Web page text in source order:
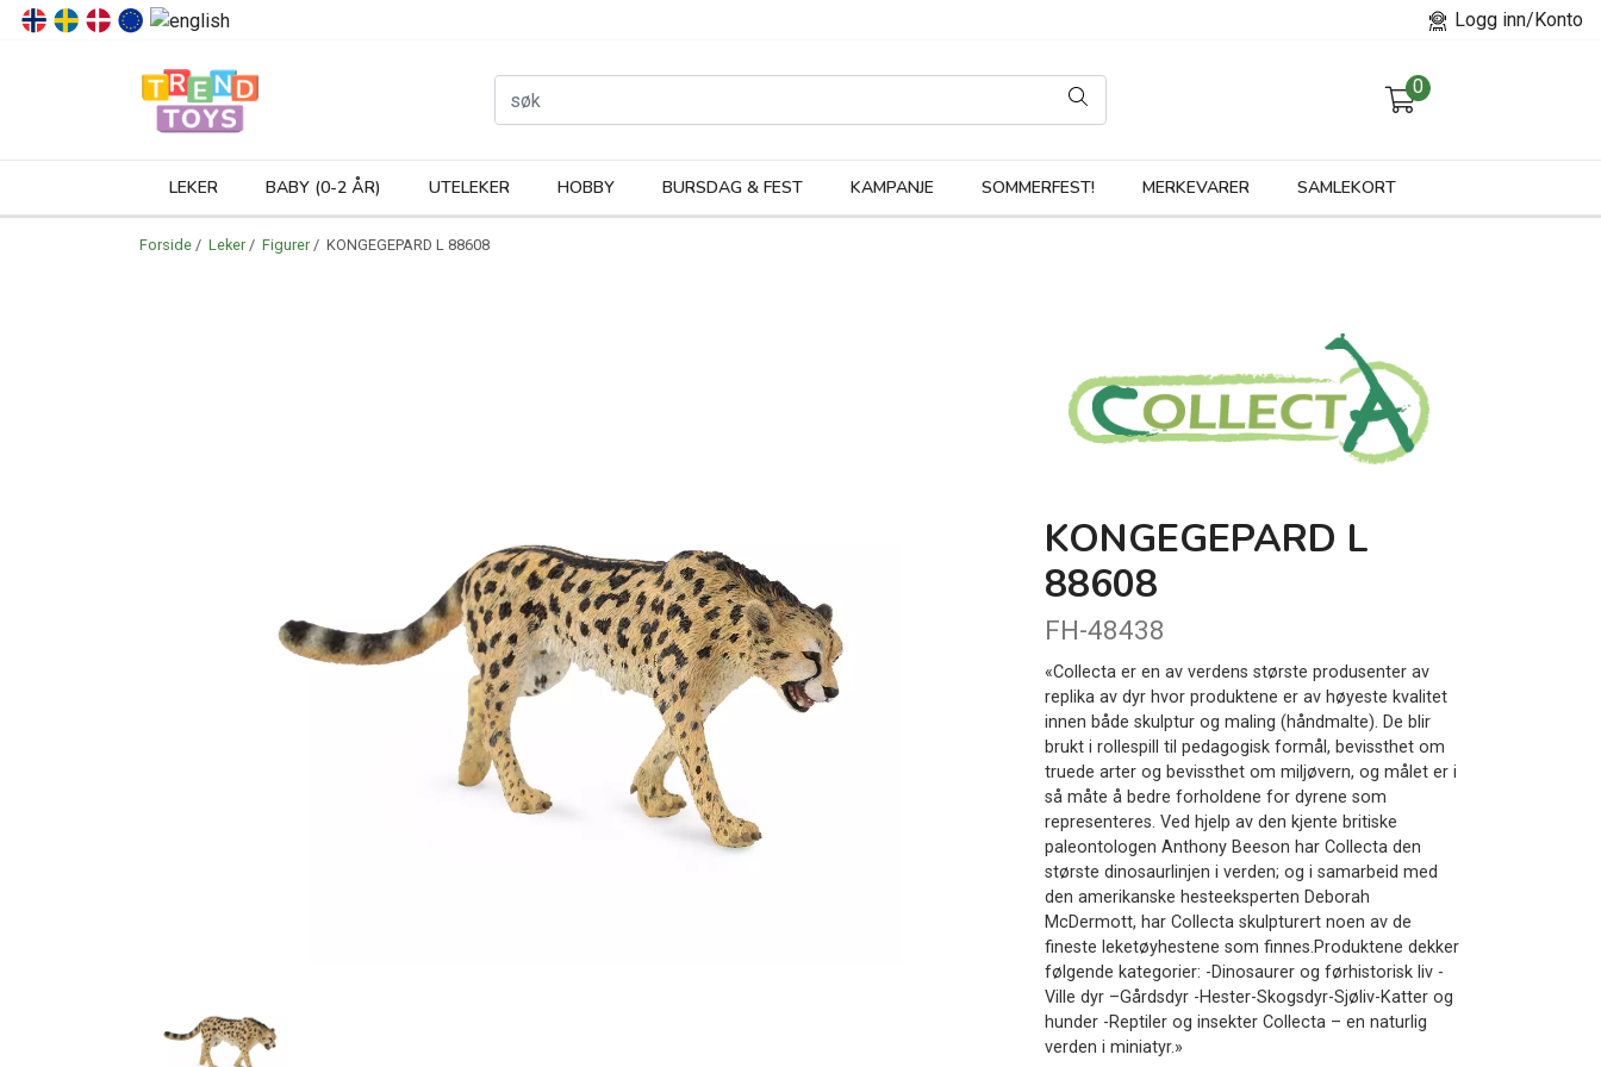
Logg inn/Konto
0
LEKER BABY (0-2 ÅR) UTELEKER HOBBY BURSDAG & FEST KAMPANJE SOMMERFEST! MERKEVARER SAMLEKORT
Forside / Leker / Figurer / KONGEGEPARD L 88608
KONGEGEPARD L
88608
FH-48438
«Collecta er en av verdens største produsenter av
replika av dyr hvor produktene er av høyeste kvalitet
innen både skulptur og maling (håndmalte). De blir
brukt i rollespill til pedagogisk formål, bevissthet om
truede arter og bevissthet om miljøvern, og målet er i
så måte å bedre forholdene for dyrene som
representeres. Ved hjelp av den kjente britiske
paleontologen Anthony Beeson har Collecta den
største dinosaurlinjen i verden; og i samarbeid med
den amerikanske hesteeksperten Deborah
McDermott, har Collecta skulpturert noen av de
fineste leketøyhestene som finnes.Produktene dekker
følgende kategorier: -Dinosaurer og førhistorisk liv -
Ville dyr –Gårdsdyr -Hester-Skogsdyr-Sjøliv-Katter og
hunder -Reptiler og insekter Collecta – en naturlig
verden i miniatyr.»